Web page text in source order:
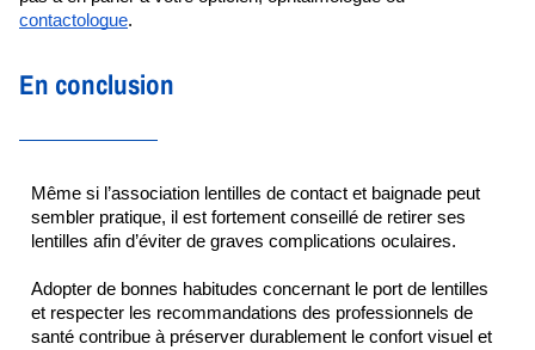
contactologue.
En conclusion
Même si l’association lentilles de contact et baignade peut
sembler pratique, il est fortement conseillé de retirer ses
lentilles afin d’éviter de graves complications oculaires.
Adopter de bonnes habitudes concernant le port de lentilles
et respecter les recommandations des professionnels de
santé contribue à préserver durablement le confort visuel et